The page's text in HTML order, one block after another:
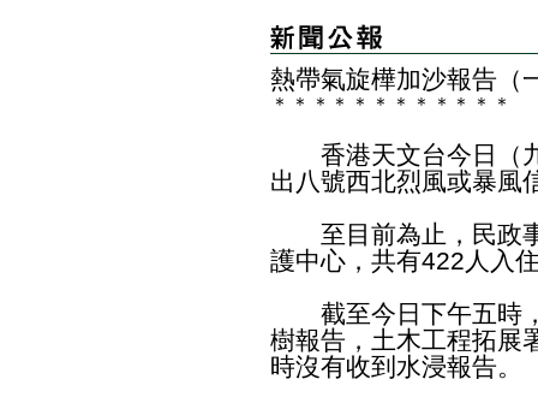
熱帶氣旋樺加沙報告（
＊ ＊ ＊ ＊ ＊ ＊ ＊ ＊ ＊ ＊ ＊ ＊
香港天文台今日（九
出八號西北烈風或暴風
至目前為止，民政事
護中心，共有422人入
截至今日下午五時，
樹報告，土木工程拓展
時沒有收到水浸報告。